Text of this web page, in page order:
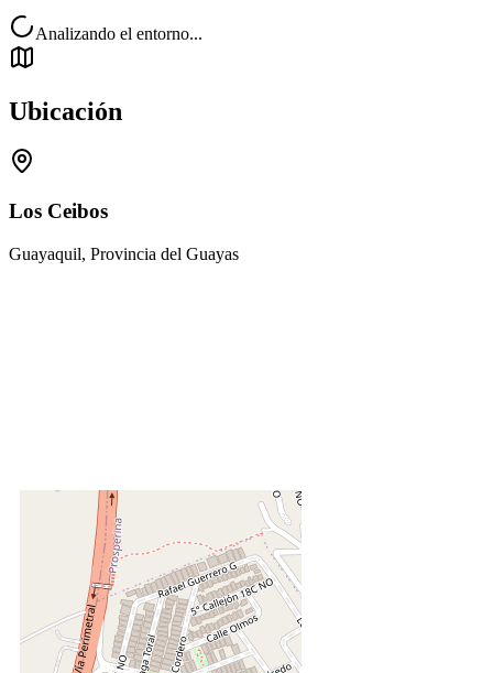
Analizando el entorno...
Ubicación
Los Ceibos
Guayaquil, Provincia del Guayas